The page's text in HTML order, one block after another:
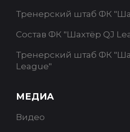
Тренерский штаб ФК
Состав ФК "Шахтёр QJ
Тренерский штаб ФК
League"
МЕДИА
Видео